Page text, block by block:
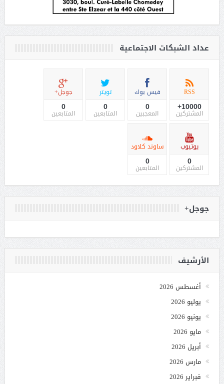
عداد الشبكات الاجتماعية
RSS
10000+
المشتركين
فيس بوك
0
المعجبين
تويتر
0
المتابعين
جوجل+
0
المتابعين
يوتيوب
0
المشتركين
ساوند كلاود
0
المتابعين
جوجل+
الأرشيف
أغسطس 2026
يوليو 2026
يونيو 2026
مايو 2026
أبريل 2026
مارس 2026
فبراير 2026